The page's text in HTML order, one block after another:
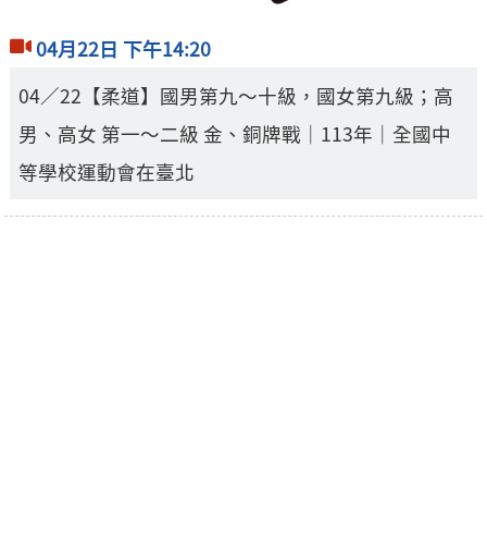
04月22日 下午14:20
04／22【柔道】國男第九～十級，國女第九級；高
男、高女 第一～二級 金、銅牌戰｜113年｜全國中
等學校運動會在臺北